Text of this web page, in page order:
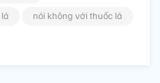
nói không với thuốc lá